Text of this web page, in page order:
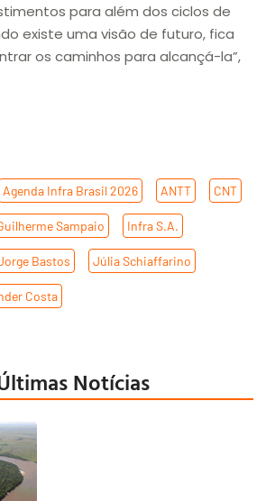
para além dos ciclos de
existe uma visão de futuro, fica
os caminhos para alcançá-la”,
Agenda Infra Brasil 2026 ANTT CNT
Sampaio Infra S.A.
Bastos Júlia Schiaffarino
Costa
Notícias